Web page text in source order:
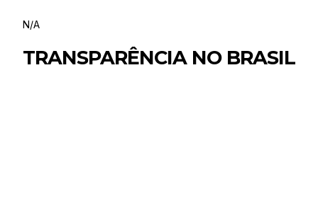
N/A
TRANSPARÊNCIA NO BRASIL